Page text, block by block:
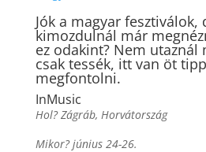
Jók a magyar fesztiválok,
kimozdulnál már
ez odakint? Nem utaznál
csak tessék, itt van öt
megfontolni.
InMusic
Hol? Zágráb, Horvátország
Mikor? június 24-26.